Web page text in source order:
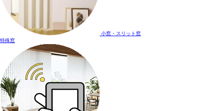
小窓・スリット窓
特殊窓